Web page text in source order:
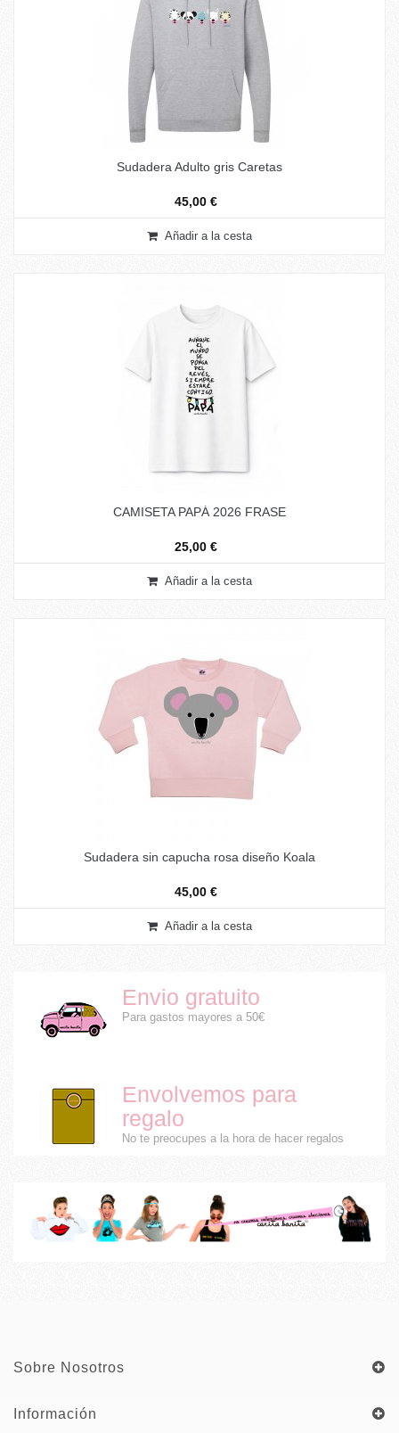
Sudadera Adulto gris Caretas
45,00 €
Añadir a la cesta
CAMISETA PAPÁ 2026 FRASE
25,00 €
Añadir a la cesta
Sudadera sin capucha rosa diseño Koala
45,00 €
Añadir a la cesta
Envio gratuito
Para gastos mayores a 50€
Envolvemos para
regalo
No te preocupes a la hora de hacer regalos
Sobre Nosotros
Información